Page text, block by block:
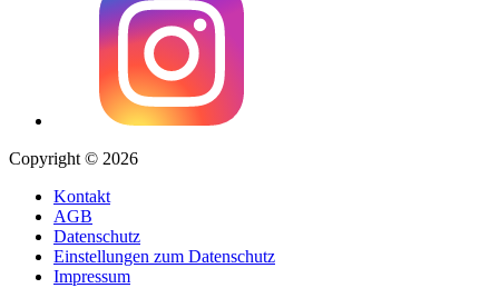
Copyright © 2026
Kontakt
AGB
Datenschutz
Einstellungen zum Datenschutz
Impressum